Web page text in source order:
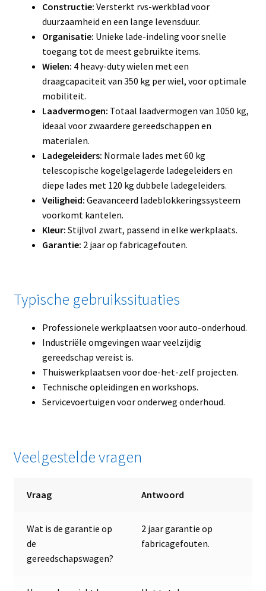
Constructie: Versterkt rvs-werkblad voor
duurzaamheid en een lange levensduur.
Organisatie: Unieke lade-indeling voor snelle
toegang tot de meest gebruikte items.
Wielen: 4 heavy-duty wielen met een
draagcapaciteit van 350 kg per wiel, voor optimale
mobiliteit.
Laadvermogen: Totaal laadvermogen van 1050 kg,
ideaal voor zwaardere gereedschappen en
materialen.
Ladegeleiders: Normale lades met 60 kg
telescopische kogelgelagerde ladegeleiders en
diepe lades met 120 kg dubbele ladegeleiders.
Veiligheid: Geavanceerd ladeblokkeringssysteem
voorkomt kantelen.
Kleur: Stijlvol zwart, passend in elke werkplaats.
Garantie: 2 jaar op fabricagefouten.
Typische gebruikssituaties
Professionele werkplaatsen voor auto-onderhoud.
Industriële omgevingen waar veelzijdig
gereedschap vereist is.
Thuiswerkplaatsen voor doe-het-zelf projecten.
Technische opleidingen en workshops.
Servicevoertuigen voor onderweg onderhoud.
Veelgestelde vragen
Vraag Antwoord
Wat is de garantie op
de
gereedschapswagen?
2 jaar garantie op
fabricagefouten.